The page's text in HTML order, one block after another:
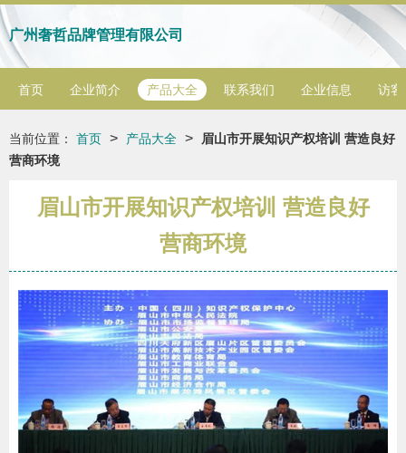
广州奢哲品牌管理有限公司
首页 企业简介 产品大全 联系我们 企业信息 访客
当前位置： 首页 > 产品大全 >
眉山市开展知识产权培训 营造良好
营商环境
眉山市开展知识产权培训 营造良好
营商环境